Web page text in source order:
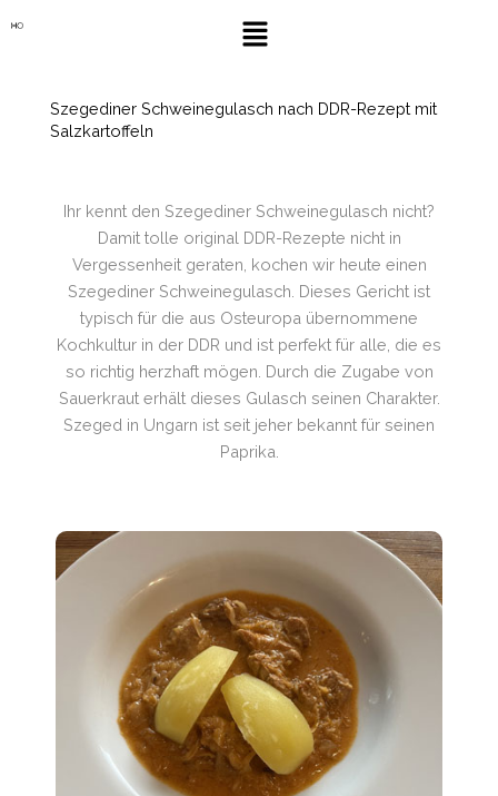
Menü
Szegediner Schweinegulasch nach DDR-Rezept mit
Salzkartoffeln
Ihr kennt den Szegediner Schweinegulasch nicht?
Damit tolle original DDR-Rezepte nicht in
Vergessenheit geraten, kochen wir heute einen
Szegediner Schweinegulasch. Dieses Gericht ist
typisch für die aus Osteuropa übernommene
Kochkultur in der DDR und ist perfekt für alle, die es
so richtig herzhaft mögen. Durch die Zugabe von
Sauerkraut erhält dieses Gulasch seinen Charakter.
Szeged in Ungarn ist seit jeher bekannt für seinen
Paprika.